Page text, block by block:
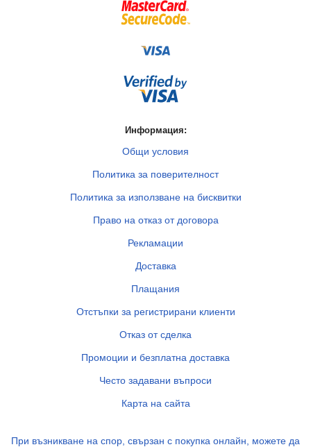
Информация:
Общи условия
Политика за поверителност
Политика за използване на бисквитки
Право на отказ от договора
Рекламации
Доставка
Плащания
Отстъпки за регистрирани клиенти
Отказ от сделка
Промоции и безплатна доставка
Често задавани въпроси
Карта на сайта
При възникване на спор, свързан с покупка онлайн, можете да